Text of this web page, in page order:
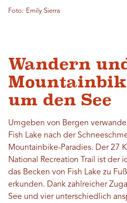
Foto: Emily Sierra
Wandern
um den See
Umgeben von Bergen
Fish Lake nach der
Mountainbike-Paradies. Der 27
National Recreation Trail ist der
das Becken von Fish Lake zu
erkunden. Dank zahlreicher
See und vier unterschiedlich